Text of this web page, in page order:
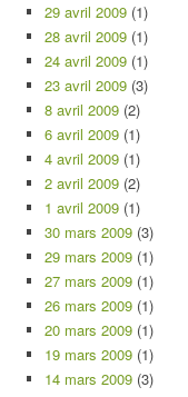
29 avril 2009 (1)
28 avril 2009 (1)
24 avril 2009 (1)
23 avril 2009 (3)
8 avril 2009 (2)
6 avril 2009 (1)
4 avril 2009 (1)
2 avril 2009 (2)
1 avril 2009 (1)
30 mars 2009 (3)
29 mars 2009 (1)
27 mars 2009 (1)
26 mars 2009 (1)
20 mars 2009 (1)
19 mars 2009 (1)
14 mars 2009 (3)